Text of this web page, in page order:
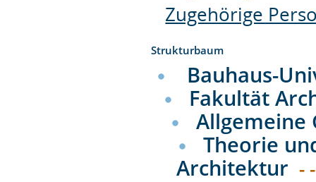
Zugehörige
Strukturbaum
Bauhaus-
Fakultät
Allgemeine
Theorie
Architektur -